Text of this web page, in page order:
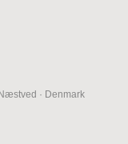
· Denmark